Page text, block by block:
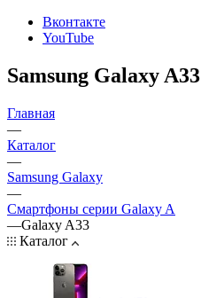
Вконтакте
YouTube
Samsung Galaxy A33
Главная
—
Каталог
—
Samsung Galaxy
—
Смартфоны серии Galaxy A
—Galaxy A33
Каталог